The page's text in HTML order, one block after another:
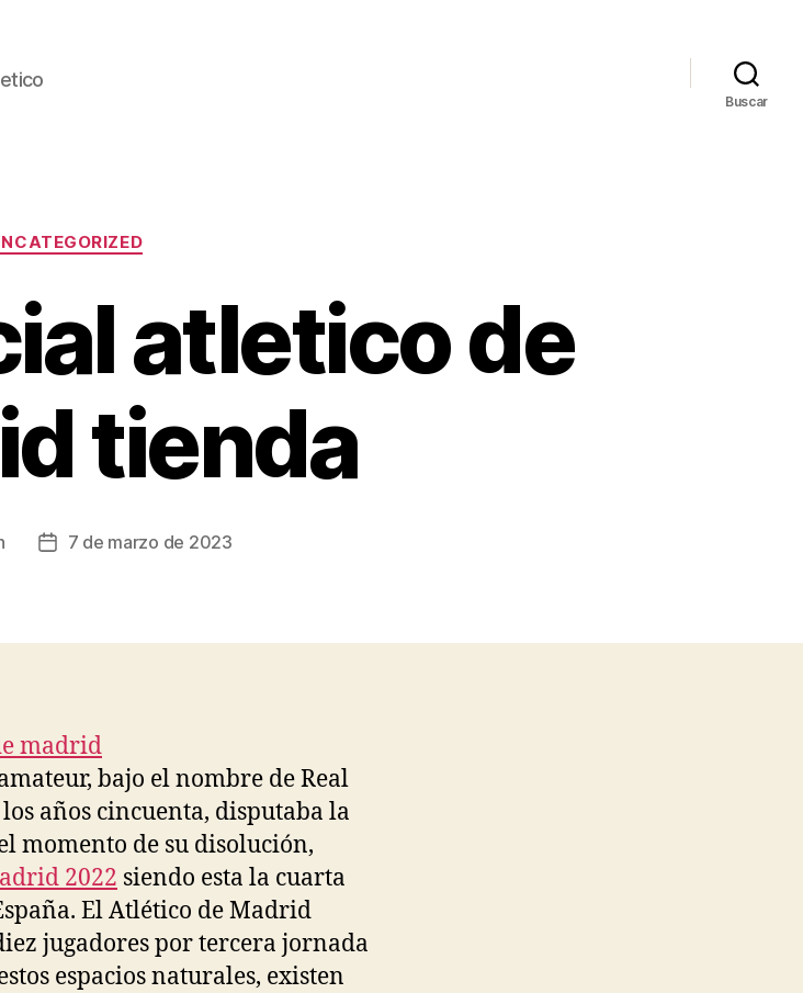
Buscar
Categorías
atletico de
tienda
Fecha7 de marzo de 2023
bajo el nombre de Real
años cincuenta, disputaba la
momento de su disolución,
2022 siendo esta la cuarta
El Atlético de Madrid
jugadores por tercera jornada
espacios naturales, existen